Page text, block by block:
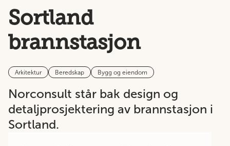
Sortland
brannstasjon
Arkitektur Beredskap Bygg og eiendom
Norconsult står bak design og
detaljprosjektering av brannstasjon i
Sortland.